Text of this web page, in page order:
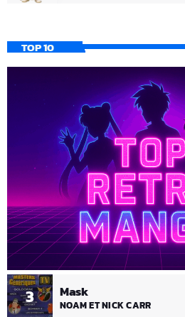
TOP 10
3 Mask
NOAM ET NICK CARR